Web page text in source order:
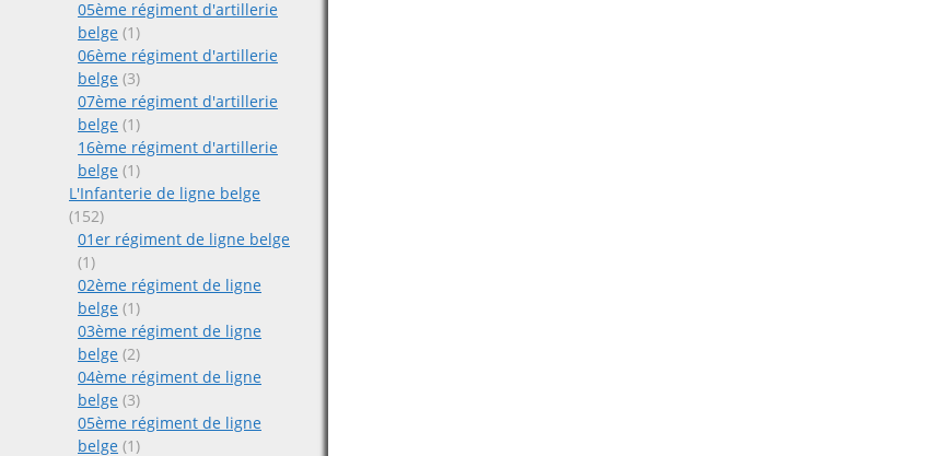
05ème régiment d'artillerie
belge (1)
06ème régiment d'artillerie
belge (3)
07ème régiment d'artillerie
belge (1)
16ème régiment d'artillerie
belge (1)
L'Infanterie de ligne belge
(152)
01er régiment de ligne belge
(1)
02ème régiment de ligne
belge (1)
03ème régiment de ligne
belge (2)
04ème régiment de ligne
belge (3)
05ème régiment de ligne
belge (1)